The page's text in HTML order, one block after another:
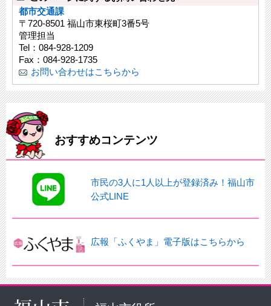
都市交通課
〒720-8501 福山市東桜町3番5号
管理担当
Tel：084-928-1209
Fax：084-928-1735
お問い合わせはこちらから
おすすめコンテンツ
市民の3人に1人以上が登録済み！福山市
公式LINE
広報「ふくやま」電子版はこちらから